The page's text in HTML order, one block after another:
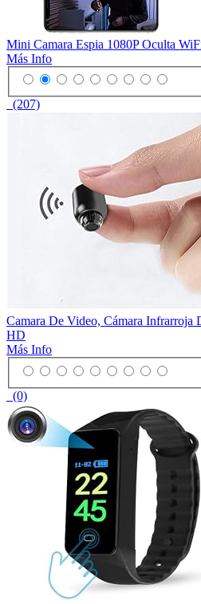
Mini Camara Espia 1080P Oculta
Más Info
(207)
Camara De Video, Cámara Infrarroja
HD
Más Info
(0)